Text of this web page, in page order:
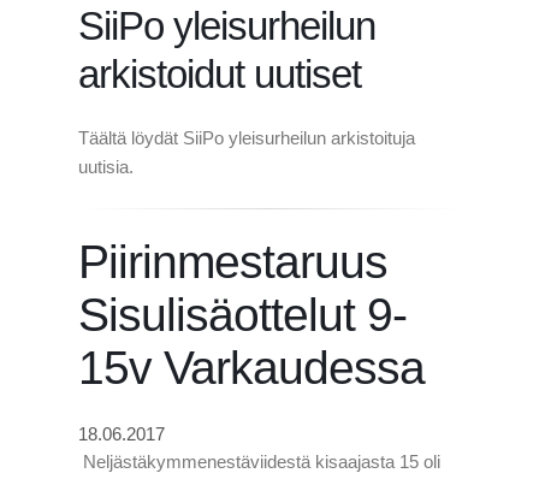
SiiPo yleisurheilun
arkistoidut uutiset
Täältä löydät SiiPo yleisurheilun arkistoituja
uutisia.
Piirinmestaruus
Sisulisäottelut 9-
15v Varkaudessa
18.06.2017
Neljästäkymmenestäviidestä kisaajasta 15 oli